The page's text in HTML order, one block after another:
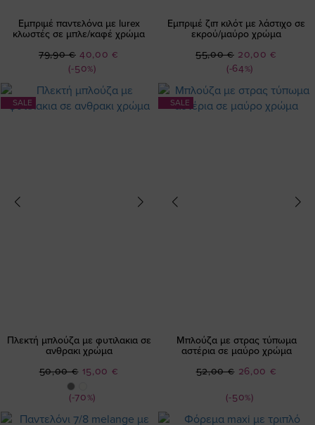
Εμπριμέ παντελόνα με lurex
κλωστές σε μπλε/καφέ χρώμα
(-50%)
Ειδική
Τιμή
40,00 €
79,90 €
Εμπριμέ ζιπ κιλότ με λάστιχο σε
εκρού/μαύρο χρώμα
(-64%)
Ειδική
Τιμή
20,00 €
55,00 €
SALE
Πλεκτή μπλούζα με φυτιλακια σε
ανθρακι χρώμα
(-70%)
Ειδική
15,00 €
50,00 €
SALE
Μπλούζα με στρας τύπωμα
αστέρια σε μαύρο χρώμα
(-50%)
Ειδική
26,00 €
52,00 €